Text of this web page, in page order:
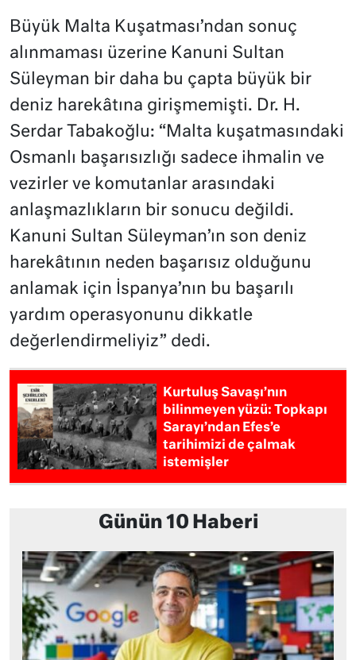
Büyük Malta Kuşatması’ndan sonuç
alınmaması üzerine Kanuni Sultan
Süleyman bir daha bu çapta büyük bir
deniz harekâtına girişmemişti. Dr. H.
Serdar Tabakoğlu: “Malta kuşatmasındaki
Osmanlı başarısızlığı sadece ihmalin ve
vezirler ve komutanlar arasındaki
anlaşmazlıkların bir sonucu değildi.
Kanuni Sultan Süleyman’ın son deniz
harekâtının neden başarısız olduğunu
anlamak için İspanya’nın bu başarılı
yardım operasyonunu dikkatle
değerlendirmeliyiz” dedi.
Kurtuluş Savaşı’nın
bilinmeyen yüzü: Topkapı
Sarayı’ndan Efes’e
tarihimizi de çalmak
istemişler
Günün 10 Haberi